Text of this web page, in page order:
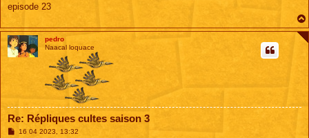
episode 23
pedro
Naacal loquace
Re: Répliques cultes saison 3
M
16 04 2023, 13:32